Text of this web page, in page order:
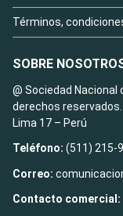
Términos,
SOBRE
@ Sociedad Nacional
derechos
Lima 17 – Perú
Teléfono: (511) 215-
Correo:
Contacto comercial: